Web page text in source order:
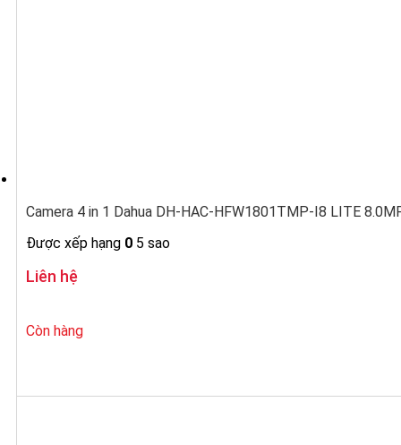
Camera 4 in 1 Dahua DH-HAC-HFW1801TMP-I8 LITE
Được xếp hạng 0 5 sao
Liên hệ
Còn hàng